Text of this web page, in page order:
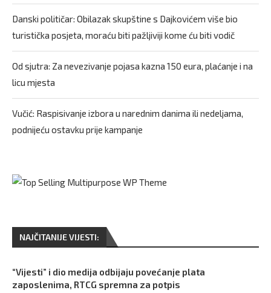
Danski političar: Obilazak skupštine s Dajkovićem više bio
turistička posjeta, moraću biti pažljiviji kome ću biti vodič
Od sjutra: Za nevezivanje pojasa kazna 150 eura, plaćanje i na
licu mjesta
Vučić: Raspisivanje izbora u narednim danima ili nedeljama,
podnijeću ostavku prije kampanje
NAJČITANIJE VIJESTI:
“Vijesti” i dio medija odbijaju povećanje plata
zaposlenima, RTCG spremna za potpis